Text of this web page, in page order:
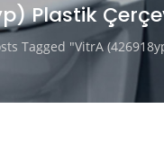
Plastik
Tagged "VitrA